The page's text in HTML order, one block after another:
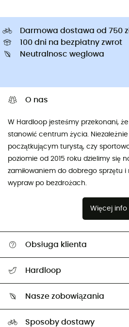
Darmowa dostawa od 750
100 dni na bezpłatny zwrot
Neutralnosc weglowa
O nas
W Hardloop jesteśmy przekonani,
stanowić centrum życia.
początkującym turystą, czy
poziomie od 2015 roku dzielimy się
zamiłowaniem do dobrego sprzętu i
wypraw po bezdrożach.
Więcej info
Obsługa klienta
Zwrot artykułów i zwrot środków
Hardloop
Ambasadorzy
Nasze zobowiązania
Sposoby dostawy